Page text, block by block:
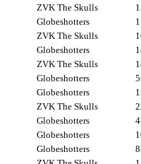
ZVK The Skulls
Globeshotters
ZVK The Skulls
Globeshotters
ZVK The Skulls
Globeshotters
Globeshotters
ZVK The Skulls
Globeshotters
Globeshotters
Globeshotters